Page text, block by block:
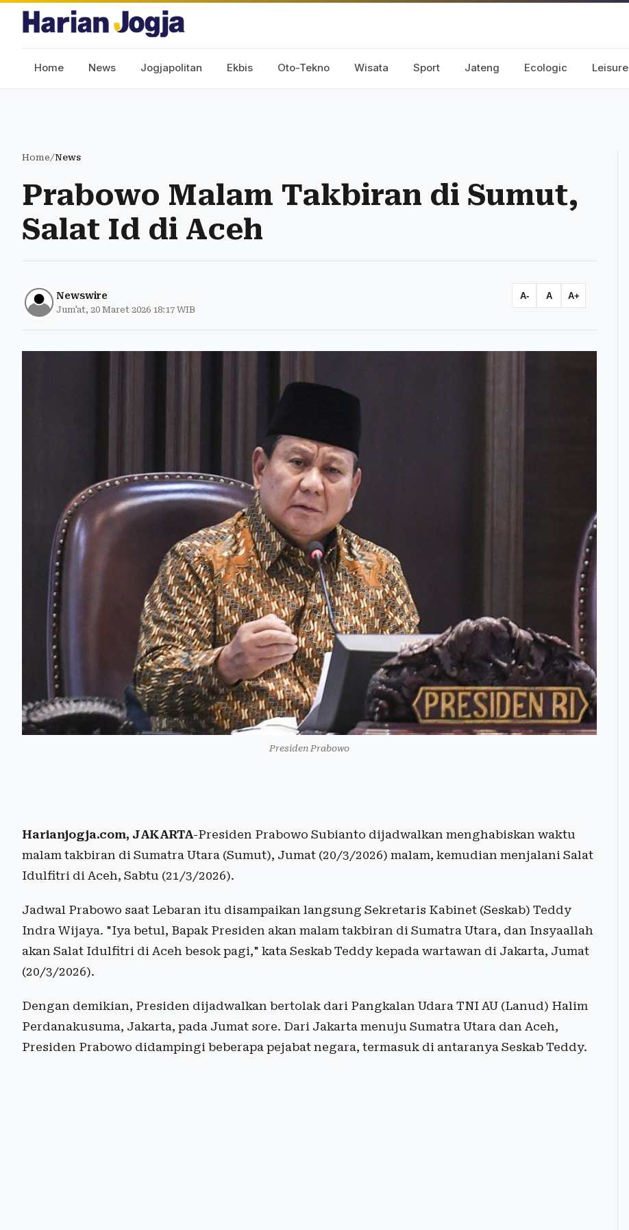
Home News Jogjapolitan Ekbis Oto-Tekno Wisata Sport Jateng Ecologic Leisure
Home/News
Prabowo Malam Takbiran di Sumut,
Salat Id di Aceh
Newswire
Jum'at, 20 Maret 2026 18:17 WIB
A- A A+
Presiden Prabowo
Harianjogja.com, JAKARTA-Presiden Prabowo Subianto dijadwalkan menghabiskan waktu
malam takbiran di Sumatra Utara (Sumut), Jumat (20/3/2026) malam, kemudian menjalani Salat
Idulfitri di Aceh, Sabtu (21/3/2026).
Jadwal Prabowo saat Lebaran itu disampaikan langsung Sekretaris Kabinet (Seskab) Teddy
Indra Wijaya. "Iya betul, Bapak Presiden akan malam takbiran di Sumatra Utara, dan Insyaallah
akan Salat Idulfitri di Aceh besok pagi," kata Seskab Teddy kepada wartawan di Jakarta, Jumat
(20/3/2026).
Dengan demikian, Presiden dijadwalkan bertolak dari Pangkalan Udara TNI AU (Lanud) Halim
Perdanakusuma, Jakarta, pada Jumat sore. Dari Jakarta menuju Sumatra Utara dan Aceh,
Presiden Prabowo didampingi beberapa pejabat negara, termasuk di antaranya Seskab Teddy.